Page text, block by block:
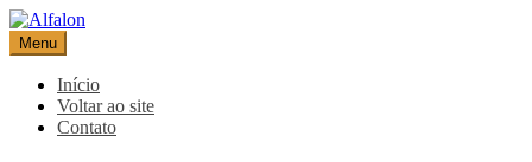
Pular
para
o
conteúdo
Alfalon
comércio e serviços pertinentes aos produtos de embalagens
Menu
Início
Voltar ao site
Contato